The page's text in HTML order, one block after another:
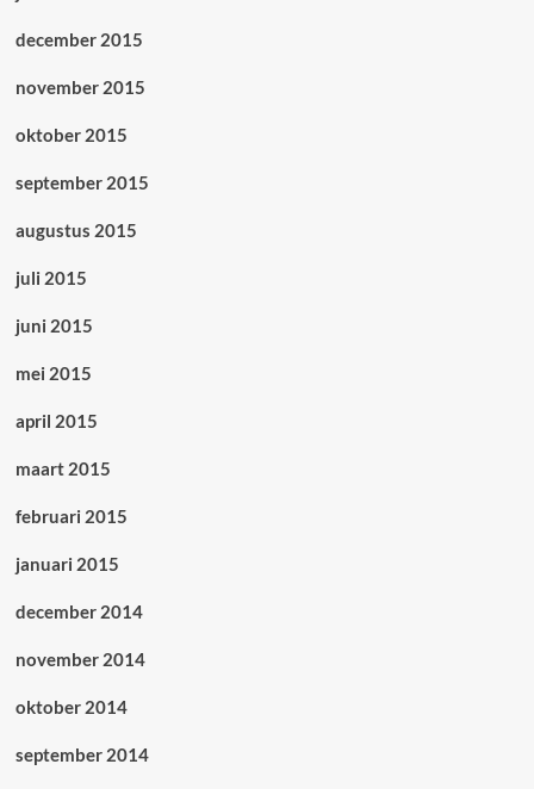
december 2015
november 2015
oktober 2015
september 2015
augustus 2015
juli 2015
juni 2015
mei 2015
april 2015
maart 2015
februari 2015
januari 2015
december 2014
november 2014
oktober 2014
september 2014